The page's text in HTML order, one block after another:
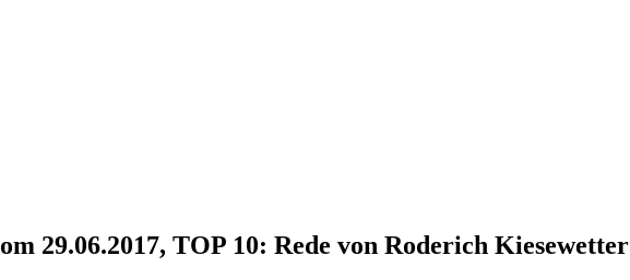
29.06.2017, TOP 10: Rede von Roderich Kiesewetter